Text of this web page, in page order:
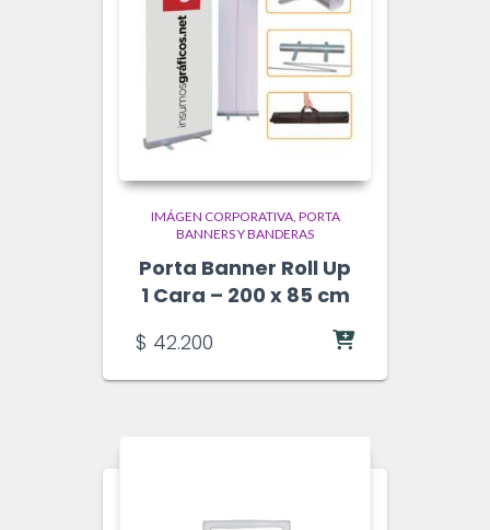
IMÁGEN CORPORATIVA PORTA
BANNERS Y BANDERAS
Porta Banner Roll Up
1 Cara – 200 x 85 cm
$ 42.200